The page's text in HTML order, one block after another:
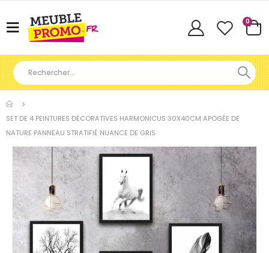
Basculer
Cart
0
SET DE 4 PEINTURES DÉCORATIVES HARMONICUS 30X40CM APOGÉE DE
NATURE PANNEAU STRATIFIÉ NUANCE DE GRIS
Skip
to
the
end
of
the
images
gallery